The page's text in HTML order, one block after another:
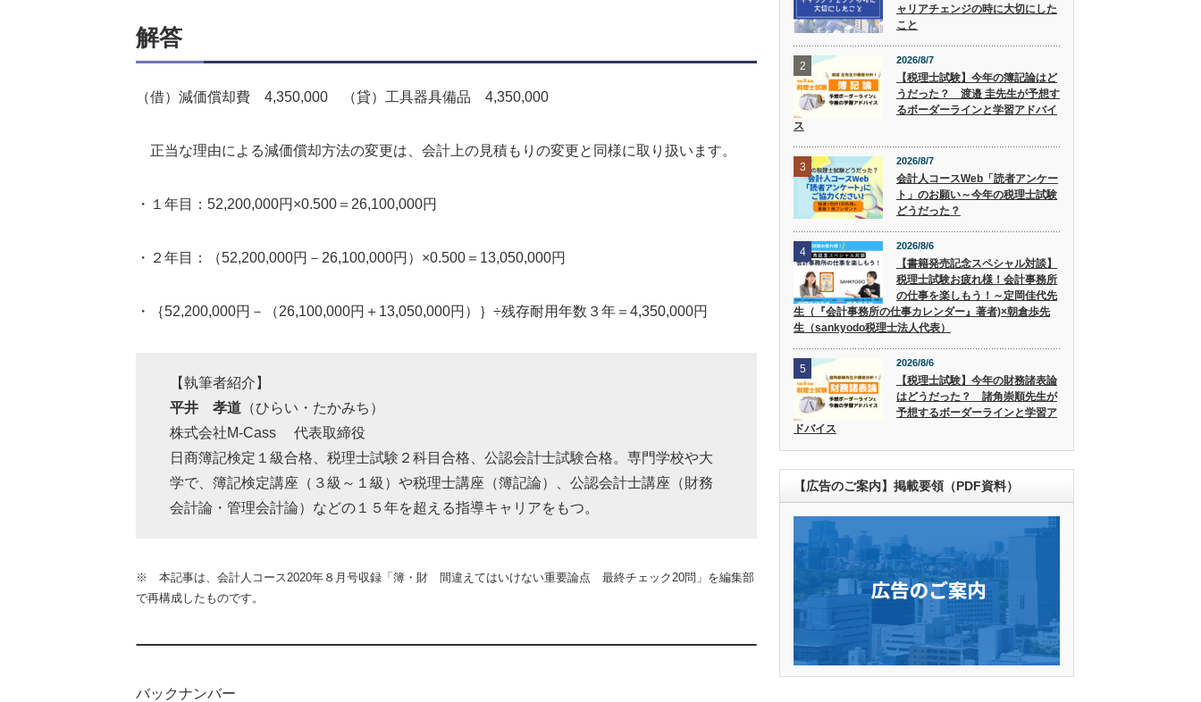
解答
（借）減価償却費 4,350,000 （貸）工具器具備品 4,350,000
正当な理由による減価償却方法の変更は、会計上の見積もりの変更と同様に取り扱います。
・１年目：52,200,000円×0.500＝26,100,000円
・２年目：（52,200,000円－26,100,000円）×0.500＝13,050,000円
・｛52,200,000円－（26,100,000円＋13,050,000円）｝÷残存耐用年数３年＝4,350,000円
【執筆者紹介】
平井 孝道 （ひらい・たかみち）
株式会社M-Cass 代表取締役
日商簿記検定１級合格、税理士試験２科目合格、公認会計士試験合格。専門学校や大
学で、簿記検定講座（３級～１級）や税理士講座（簿記論）、公認会計士講座（財務
会計論・管理会計論）などの１５年を超える指導キャリアをもつ。
※ 本記事は、会計人コース2020年８月号収録「簿・財 間違えてはいけない重要論点 最終チェック20問」を編集部
で再構成したものです。
バックナンバー
ャリアチェンジの時に大切にした
こと
2 2026/8/7
【税理士試験】今年の簿記論はど
うだった？ 渡邉 圭先生が予想す
るボーダーラインと学習アドバイ
ス
3 2026/8/7
会計人コースWeb「読者アンケー
ト」のお願い～今年の税理士試験
どうだった？
4 2026/8/6
【書籍発売記念スペシャル対談】
税理士試験お疲れ様！会計事務所
の仕事を楽しもう！～定岡佳代先
生（『会計事務所の仕事カレンダー』著者)×朝倉歩先
生（sankyodo税理士法人代表）
5 2026/8/6
【税理士試験】今年の財務諸表論
はどうだった？ 諸角崇順先生が
予想するボーダーラインと学習ア
ドバイス
【広告のご案内】掲載要領（PDF資料）